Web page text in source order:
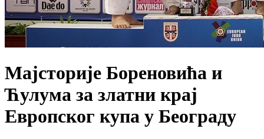
​Мајсторије Бореновића и
Ћулума за златни крај
Европског купа у Београду